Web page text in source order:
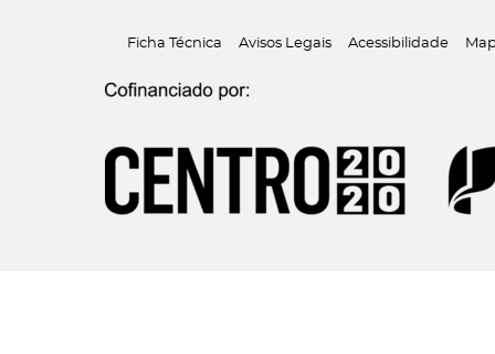
Ficha Técnica Avisos Legais Acessibilidade